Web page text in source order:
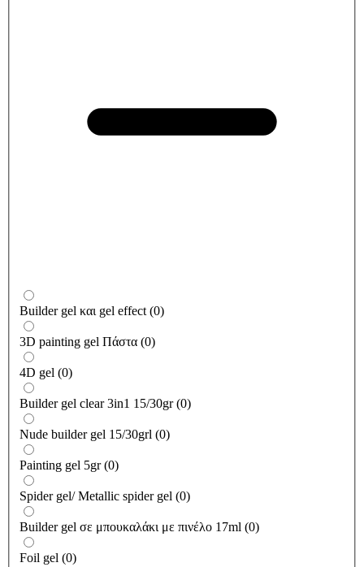
Builder gel και gel effect (0)
3D painting gel Πάστα (0)
4D gel (0)
Builder gel clear 3in1 15/30gr (0)
Nude builder gel 15/30grl (0)
Painting gel 5gr (0)
Spider gel/ Metallic spider gel (0)
Builder gel σε μπουκαλάκι με πινέλο 17ml (0)
Foil gel (0)